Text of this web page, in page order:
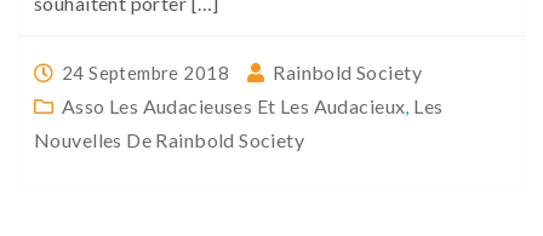
24 Septembre 2018
Rainbold Society
Asso Les Audacieuses Et Les Audacieux, Les
Nouvelles De Rainbold Society